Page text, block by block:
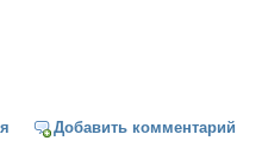
Добавить комментарий